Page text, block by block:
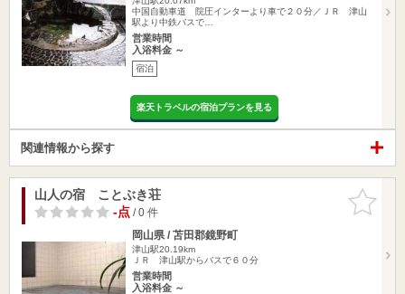
中国自動車道 院圧インターより車で２０分／ＪＲ 津山
駅より中鉄バスで…
営業時間
入浴料金 ～
宿泊
楽天トラベルの宿泊プランを見る
関連情報から探す
お気に入
りに追加
山人の宿 ことぶき荘
-点/ 0 件
岡山県 / 苫田郡鏡野町
津山駅20.19km
ＪＲ 津山駅からバスで６０分
営業時間
入浴料金 ～